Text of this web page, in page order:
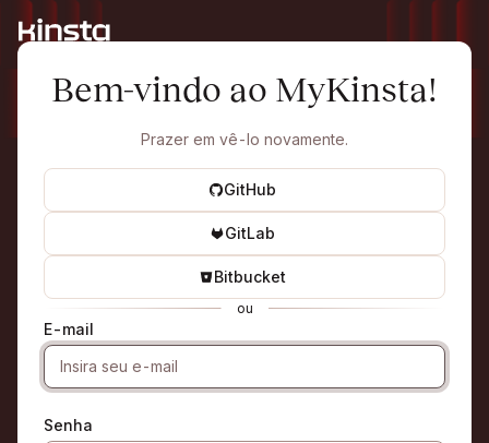
Bem-vindo ao MyKinsta!
Prazer em vê-lo novamente.
GitHub
GitLab
Bitbucket
ou
E-mail
Senha